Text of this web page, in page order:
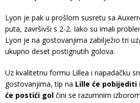
Lyon je pak u prošlom susretu sa
puta, završivši s 2-2. Iako su imali
Lyon je na gostovanjima zabilježio tri
ukupno deset postignutih golova.
Uz kvalitetnu formu Lillea i napadačku
gostovanjima, tip na Lille će
će postići gol čini se razumnim